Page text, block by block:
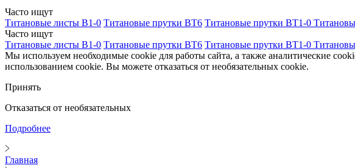
Часто ищут
Титановые листы В1-0 Титановые прутки ВТ6 Титановые прутки ВТ1-0
Часто ищут
Титановые листы В1-0 Титановые прутки ВТ6 Титановые прутки ВТ1-0
Мы используем необходимые cookie для работы сайта, а также аналитические
использованием cookie. Вы можете отказаться от необязательных cookie.
Принять
Отказаться от необязательных
Подробнее
Главная